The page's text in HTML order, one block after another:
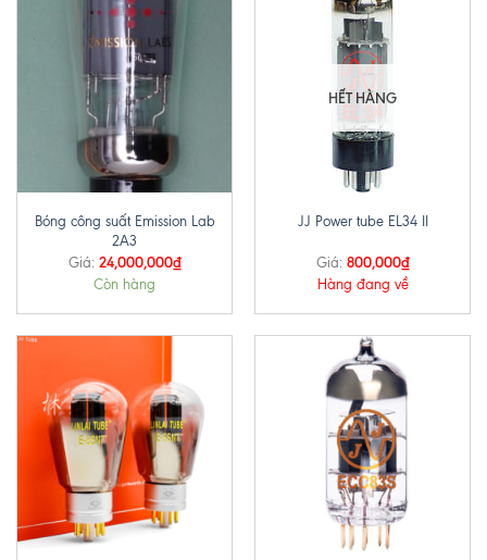
Bóng công suất Emission Lab
2A3
Giá: 24,000,000₫
Còn hàng
HẾT HÀNG
JJ Power tube EL34 II
Giá: 800,000₫
Hàng đang về